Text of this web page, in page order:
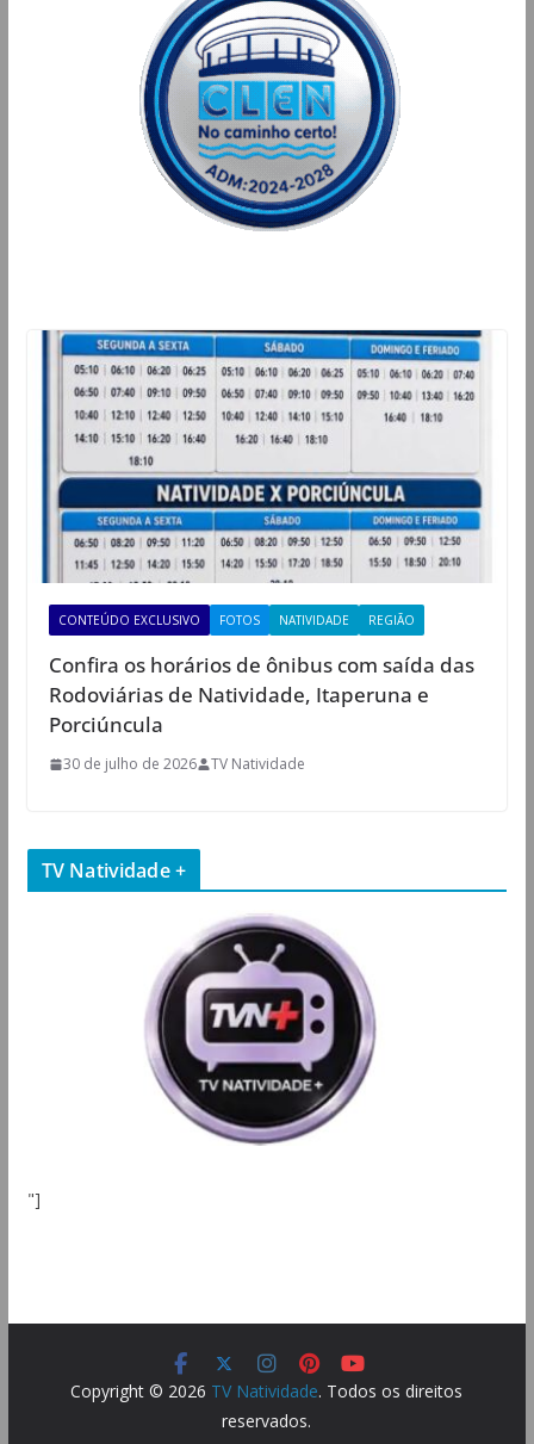
CONTEÚDO EXCLUSIVO FOTOS NATIVIDADE REGIÃO
Confira os horários de ônibus com saída das
Rodoviárias de Natividade, Itaperuna e
Porciúncula
30 de julho de 2026 TV Natividade
TV Natividade +
"]
Copyright © 2026 TV Natividade. Todos os direitos
reservados.